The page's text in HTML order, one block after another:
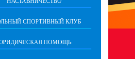
СПОРТИВНЫЙ КЛУБ
ПОМОЩЬ